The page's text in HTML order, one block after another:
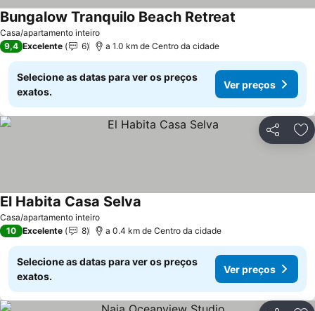
Casa/apartamento inteiro
Bungalow Tranquilo Beach Retreat
9,4 Excelente 6 a 1.0 km de Centro da cidade
Selecione as datas para ver os preços
exatos.
Ver preços
Partilhar
Casa/apartamento inteiro
El Habita Casa Selva
10 Excelente 8 a 0.4 km de Centro da cidade
Selecione as datas para ver os preços
exatos.
Ver preços